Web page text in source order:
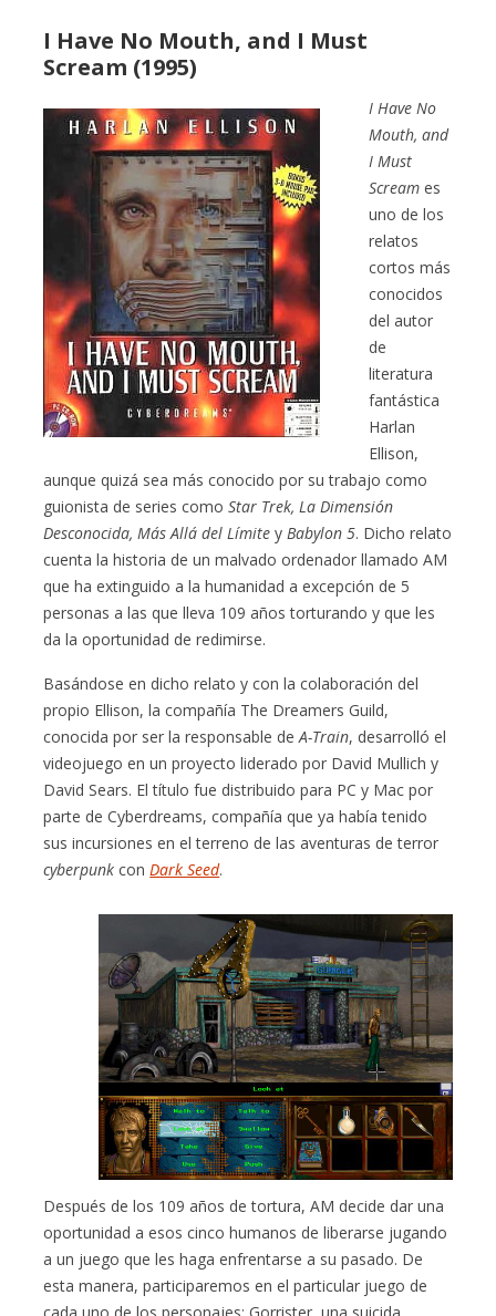
I Have No Mouth, and I Must
Scream (1995)
I Have No
Mouth, and
I Must
Screames
uno de los
relatos
cortos más
conocidos
del autor
de
literatura
fantástica
Harlan
Ellison,
aunque quizá sea más conocido por su trabajo como
guionista de series comoStar Trek, La Dimensión
Desconocida, Más Allá del Límite yBabylon 5. Dicho relato
cuenta la historia de un malvado ordenador llamado AM
que ha extinguido a la humanidad a excepción de 5
personas a las que lleva 109 años torturando y que les
da la oportunidad de redimirse.
Basándose en dicho relato y con la colaboración del
propio Ellison, la compañía The Dreamers Guild,
conocida por ser la responsable deA-Train, desarrolló el
videojuego en un proyecto liderado por David Mullich y
David Sears. El título fue distribuido para PC y Mac por
parte de Cyberdreams, compañía que ya había tenido
sus incursiones en el terreno de las aventuras de terror
cyberpunk conDark Seed.
Después de los 109 años de tortura, AM decide dar una
oportunidad a esos cinco humanos de liberarse jugando
a un juego que les haga enfrentarse a su pasado. De
esta manera, participaremos en el particular juego de